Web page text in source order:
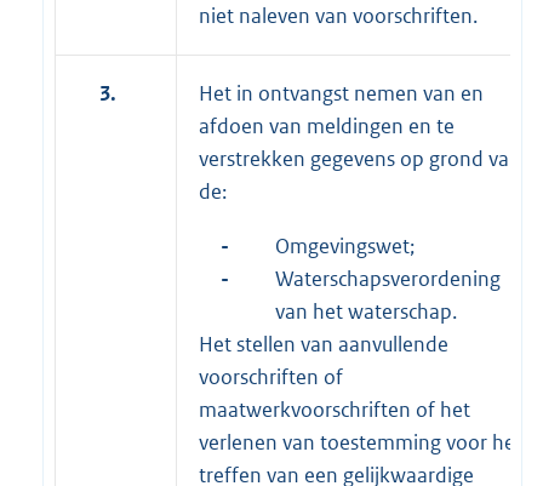
niet naleven van voorschriften.
3.
Het in ontvangst nemen van en
afdoen van meldingen en te
verstrekken gegevens op grond van
de:
-
Omgevingswet;
-
Waterschapsverordening
van het waterschap.
Het stellen van aanvullende
voorschriften of
maatwerkvoorschriften of het
verlenen van toestemming voor het
treffen van een gelijkwaardige